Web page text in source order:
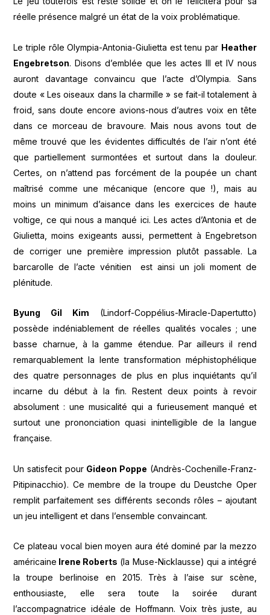
réelle présence malgré un état de la voix problématique.
Le triple rôle Olympia-Antonia-Giulietta est tenu par Heather
Engebretson. Disons d’emblée que les actes III et IV nous
auront davantage convaincu que l’acte d’Olympia. Sans
doute « Les oiseaux dans la charmille » se fait-il totalement à
froid, sans doute encore avions-nous d’autres voix en tête
dans ce morceau de bravoure. Mais nous avons tout de
même trouvé que les évidentes difficultés de l’air n’ont été
que partiellement surmontées et surtout dans la douleur.
Certes, on n’attend pas forcément de la poupée un chant
maîtrisé comme une mécanique (encore que !), mais au
moins un minimum d’aisance dans les exercices de haute
voltige, ce qui nous a manqué ici. Les actes d’Antonia et de
Giulietta, moins exigeants aussi, permettent à Engebretson
de corriger une première impression plutôt passable. La
barcarolle de l’acte vénitien est ainsi un joli moment de
plénitude.
Byung Gil Kim (Lindorf-Coppélius-Miracle-Dapertutto)
possède indéniablement de réelles qualités vocales ; une
basse charnue, à la gamme étendue. Par ailleurs il rend
remarquablement la lente transformation méphistophélique
des quatre personnages de plus en plus inquiétants qu’il
incarne du début à la fin. Restent deux points à revoir
absolument : une musicalité qui a furieusement manqué et
surtout une prononciation quasi inintelligible de la langue
française.
Un satisfecit pour Gideon Poppe (Andrès-Cochenille-Franz-
Pitipinacchio). Ce membre de la troupe du Deustche Oper
remplit parfaitement ses différents seconds rôles – ajoutant
un jeu intelligent et dans l’ensemble convaincant.
Ce plateau vocal bien moyen aura été dominé par la mezzo
américaine Irene Roberts (la Muse-Nicklausse) qui a intégré
la troupe berlinoise en 2015. Très à l’aise sur scène,
enthousiaste, elle sera toute la soirée durant
l’accompagnatrice idéale de Hoffmann. Voix très juste, au